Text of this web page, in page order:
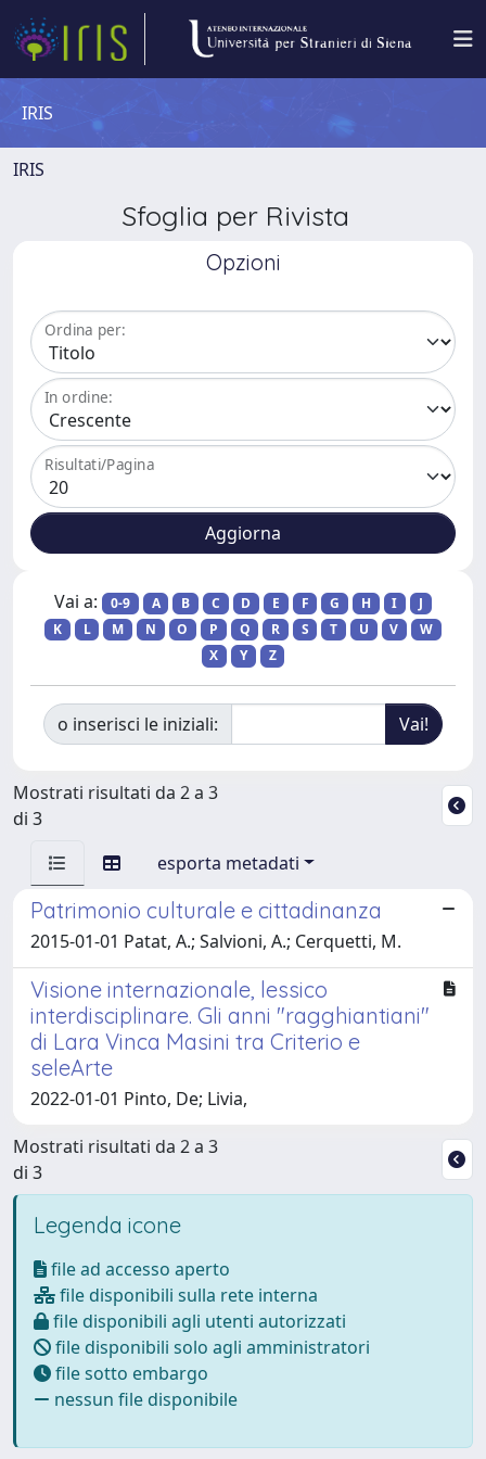
IRIS
IRIS
Sfoglia per Rivista
Opzioni
Ordina per:
In ordine:
Risultati/Pagina
Vai a: 0-9 A B C D E F G H I
J
K
L M N O P Q R S T U V
W
X
Y Z
o inserisci le iniziali:
Mostrati risultati da 2 a 3
di 3
esporta metadati
Patrimonio culturale e cittadinanza
2015-01-01 Patat, A.; Salvioni, A.; Cerquetti, M.
Visione internazionale, lessico
interdisciplinare. Gli anni "ragghiantiani"
di Lara Vinca Masini tra Criterio e
seleArte
2022-01-01 Pinto, De; Livia,
Mostrati risultati da 2 a 3
di 3
Legenda icone
file ad accesso aperto
file disponibili sulla rete interna
file disponibili agli utenti autorizzati
file disponibili solo agli amministratori
file sotto embargo
nessun file disponibile